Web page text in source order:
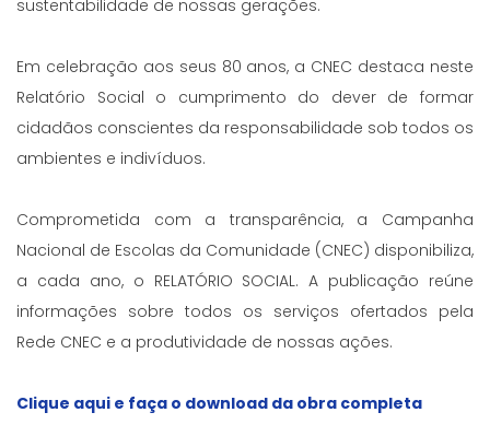
sustentabilidade de nossas gerações.
Em celebração aos seus 80 anos, a CNEC destaca neste
Relatório Social o cumprimento do dever de formar
cidadãos conscientes da responsabilidade sob todos os
ambientes e indivíduos.
Comprometida com a transparência, a Campanha
Nacional de Escolas da Comunidade (CNEC) disponibiliza,
a cada ano, o RELATÓRIO SOCIAL. A publicação reúne
informações sobre todos os serviços ofertados pela
Rede CNEC e a produtividade de nossas ações.
Clique aqui e faça o download da obra completa